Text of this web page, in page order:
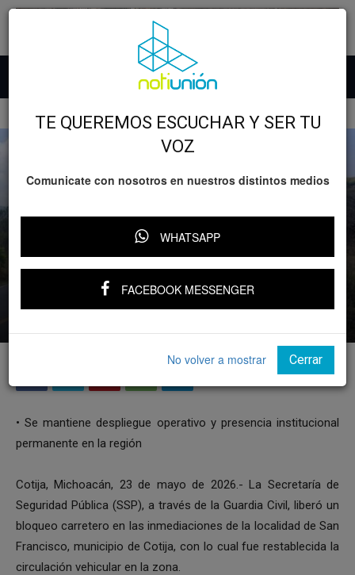
GOBIERNO
Relevante Policiaca
Restablece Guardia Civil libre tránsito
tras bloqueo carretero en Cotija
• Se mantiene despliegue operativo y presencia institucional
permanente en la región
Cotija, Michoacán, 23 de mayo de 2026.- La Secretaría de
Seguridad Pública (SSP), a través de la Guardia Civil, liberó un
bloqueo carretero en las inmediaciones de la localidad de San
Francisco, municipio de Cotija, con lo cual fue restablecida la
circulación vehicular en la zona.
TE QUEREMOS ESCUCHAR Y SER TU
VOZ
Comunicate con nosotros en nuestros distintos medios
WHATSAPP
FACEBOOK MESSENGER
No volver a mostrar Cerrar